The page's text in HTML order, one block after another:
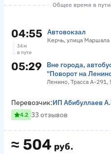
Общее время в
04:55 Автовокзал
Керчь, улица
34 м
в пути
05:29
Вне города,
"Поворот на
Ленино, Трасса А-291,
≈ 504 руб.
Перевозчик:ИП Абибуллаев
4.2 33 отзывов